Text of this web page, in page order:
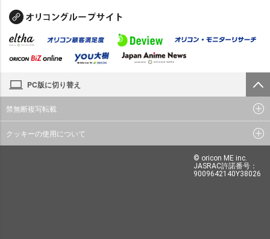
PC版に切り替え
禁無断複写転載
クッキーの使用について
© oricon ME inc.
JASRAC許諾番号：
9009642140Y38026